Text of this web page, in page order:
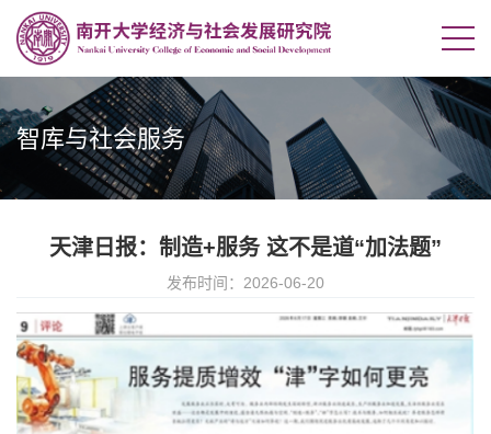
智库与社会服务
天津日报：制造+服务 这不是道“加法题”
发布时间：2026-06-20